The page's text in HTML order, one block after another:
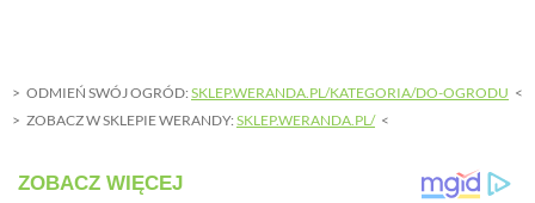
ODMIEŃ SWÓJ OGRÓD: SKLEP.WERANDA.PL/KATEGORIA/DO-OGRODU
ZOBACZ W SKLEPIE WERANDY: SKLEP.WERANDA.PL/